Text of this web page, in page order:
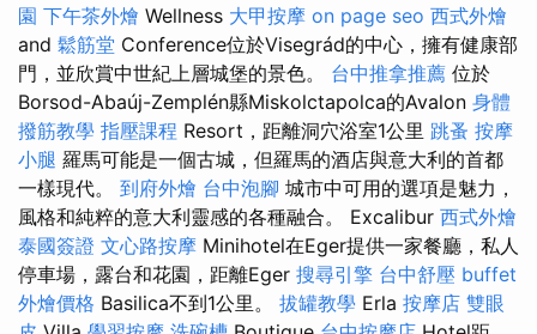
園 下午茶外燴 Wellness 大甲按摩 on page seo 西式外燴
and 鬆筋堂 Conference位於Visegrád的中心，擁有健康部
門，並欣賞中世紀上層城堡的景色。 台中推拿推薦 位於
Borsod-Abaúj-Zemplén縣Miskolctapolca的Avalon 身體
撥筋教學 指壓課程 Resort，距離洞穴浴室1公里 跳蚤 按摩
小腿 羅馬可能是一個古城，但羅馬的酒店與意大利的首都
一樣現代。 到府外燴 台中泡腳 城市中可用的選項是魅力，
風格和純粹的意大利靈感的各種融合。 Excalibur 西式外燴
泰國簽證 文心路按摩 Minihotel在Eger提供一家餐廳，私人
停車場，露台和花園，距離Eger 搜尋引擎 台中舒壓 buffet
外燴價格 Basilica不到1公里。 拔罐教學 Erla 按摩店 雙眼